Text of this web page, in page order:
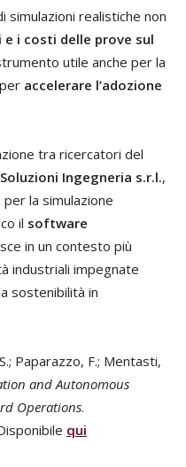
simulazioni realistiche non
e i costi delle prove sul
utile anche per la
accelerare l’adozione
tra ricercatori del
Soluzioni Ingegneria s.r.l.,
la simulazione
il software
in un contesto più
industriali impegnate
sostenibilità in
Paparazzo, F.; Mentasti,
and Autonomous
Operations.
qui